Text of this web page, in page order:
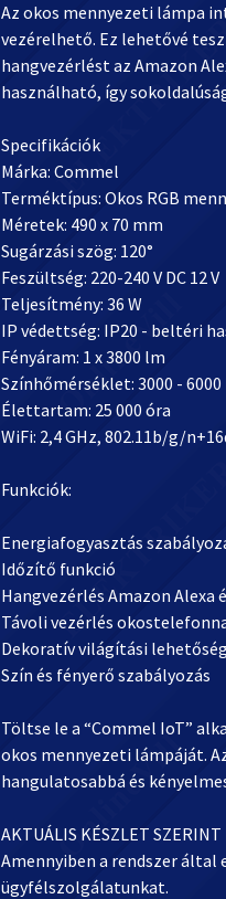
Az okos mennyezeti lámpa
vezérelhető. Ez lehetővé
hangvezérlést az Amazon
használható, így
Specifikációk
Márka: Commel
Terméktípus: Okos RGB
Méretek: 490 x 70 mm
Sugárzási szög: 120°
Feszültség: 220-240 V DC 12 V
Teljesítmény: 36 W
IP védettség: IP20 - beltéri
Fényáram: 1 x 3800 lm
Színhőmérséklet: 3000 - 6000
Élettartam: 25 000 óra
WiFi: 2,4 GHz, 802.11b/g/
Funkciók:
Energiafogyasztás
Időzítő funkció
Hangvezérlés Amazon Alexa
Távoli vezérlés
Dekoratív világítási
Szín és fényerő szabályozás
Töltse le a “Commel IoT”
okos mennyezeti lámpáját.
hangulatosabbá és
AKTUÁLIS KÉSZLET
Amennyiben a rendszer
ügyfélszolgálatunkat.